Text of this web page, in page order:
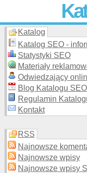
Skuteczna i
Katalog
Katalog SEO -
Statystyki SEO
Materiały
Odwiedzający
Blog Katalogu SEO
Regulamin
Kontakt
RSS
Najnowsze
Najnowsze wpisy
Najnowsze wpisy